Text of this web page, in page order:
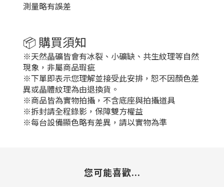
測量略有誤差
📦 購買須知
※天然晶礦皆會有冰裂、小礦缺、共生紋理等自然
現象，非屬商品瑕疵
※下單即表示您理解並接受此安排，恕不因顏色差
異或晶體紋理為由退換貨。
※商品皆為實物拍攝，不含底座與拍攝道具
※拆封請全程錄影，保障雙方權益
※每台設備顯色略有差異，請以實物為準
您可能喜歡...